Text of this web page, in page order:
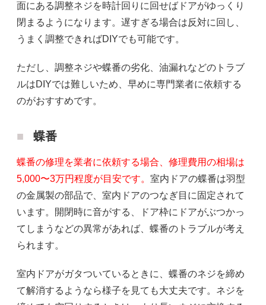
面にある調整ネジを時計回りに回せばドアがゆっくり
閉まるようになります。遅すぎる場合は反対に回し、
うまく調整できればDIYでも可能です。
ただし、調整ネジや蝶番の劣化、油漏れなどのトラブ
ルはDIYでは難しいため、早めに専門業者に依頼する
のがおすすめです。
蝶番
蝶番の修理を業者に依頼する場合、修理費用の相場は
5,000〜3万円程度が目安です。 室内ドアの蝶番は羽型
の金属製の部品で、室内ドアのつなぎ目に固定されて
います。開閉時に音がする、ドア枠にドアがぶつかっ
てしまうなどの異常があれば、蝶番のトラブルが考え
られます。
室内ドアがガタついているときに、蝶番のネジを締め
て解消するようなら様子を見ても大丈夫です。ネジを